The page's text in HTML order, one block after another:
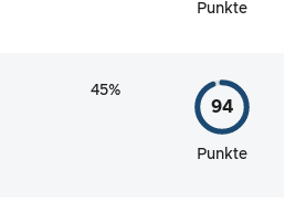
Punkte
45%
94
Punkte